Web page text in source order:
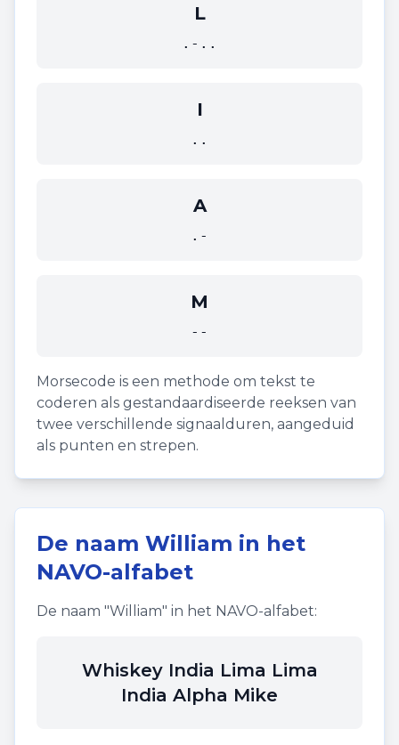
L
.-..
I
..
A
.-
M
--
Morsecode is een methode om tekst te
coderen als gestandaardiseerde reeksen van
twee verschillende signaalduren, aangeduid
als punten en strepen.
De naam William in het
NAVO-alfabet
De naam "William" in het NAVO-alfabet:
Whiskey India Lima Lima
India Alpha Mike